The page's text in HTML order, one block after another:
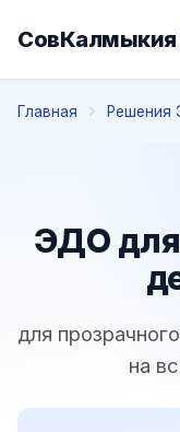
Главная Решения
ЭДО для
для
на